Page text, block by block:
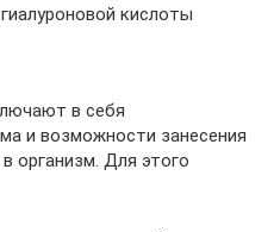
кислоты
в себя
и возможности занесения
организм. Для этого